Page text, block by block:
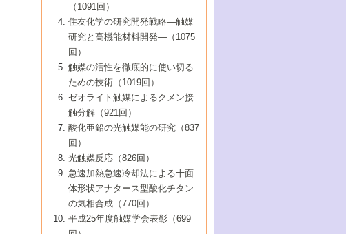
8号 若手研究者による触媒研究の未来展望
2：大学・研究所編
8号 イオン液体の応用
8号 多機能型リアクター
8号 超臨界流体を用いた化学プロセスの新
6号 第94回触媒討論会
7号 サブナノレベルでみた新しい表面現象
8号 オレフィン重合触媒の新たな展
5号 基礎化学品製造の触媒技術
6号 第92回触媒討論会
7号 基礎化学品製造の触媒技術
8号 資源の循環と触媒技術
4号 ナノ材料の調製と機能化
5号 こんな触媒が欲しい
6号 第90回触媒討論会
7号 触媒研究と学術雑誌/情報
8号 若い世代からみた触媒化学の現状と未
3号 生体触媒とバイオプロセス
4号 水素製造・利用の触媒化学
5号 触媒研究における新しい切り口：コン
ビナトリアルケミストリー
6号 第88回触媒討論会特集号
7号 企業における触媒研究のブレークスル
8号 この材料を触媒として使ってみません
2号 第85回触媒討論会
3号 反応ダイナミクス
5号 触媒のおもしろさをどのように伝える
6号 第86回触媒討論会
7号 水素化精製触媒の新しい展開
8号 新しい反応性と機能性を目指した金属
クラスタ-化学
1号 孔、穴、あな?-特異な空間とその利用-
2号 第83回触媒討論会
3号 均一系触媒反応最前線
4号 実用炭素材料の新展開
5号 研究の方法論を考える
7号 機能性金属材料と触媒
8号 触媒研究へのNMRの応用と展望
▼40巻（1998年）
進展と21世紀への提言/創立40周年記念・触
媒学会この10年の歩みとこれから/創立40周
2号 第81回触媒討論会
3号 計算機触媒化学へのさそい
4号 触媒劣化の制御と予測
5号 最新の実用プロセスと触媒
6号 第82回触媒討論会
7号 ナノ構造体の化学
8号 あの反応は今
1号 均一系と不均一系触媒反応-その特徴と
接点
2号 第79回触媒討論会
3号 最新NO除去触媒の実用化研究
4号 新しい反応場を目指した触媒調製
5号 反応・分離技術の新しい展開
6号 第80回触媒討論会
8号 AFMでみる世界
▼38巻（1996年）
1号 触媒の構造と触媒作用/C1化学を中心と
する21世紀への触媒
3号 オリンピックメダル:金・銀・銅はどん
な触媒作用を示すか
4号 触媒作用における機能の複合化
5号 未来を拓け！若手研究者
6号 第78回触媒討論会
7号 ダイナミックな領域への触媒研究の展
開/C1化学を中心とする21世紀への触媒
▼37巻（1995年）
1号 ファインケミカルズと固体触媒
2号 第75回触媒討論会
3号 希土類を利用した触媒
4号 触媒とリサイクル
5号 エネルギー変換触媒
6号 第76回触媒討論会
7号 表面吸着相の新しい展開
8号 マイクロポーラス・クリスタル触媒の
▼36巻（1994年）
1号 電気化学と触媒
2号 第73回触媒討論会
3号 C4化学の展開
4号 《通常号》
5号 《通常号》
6号 第74回触媒討論会
▼35巻（1993年）
1号 工業触媒開発マニュアル―探索から工
業化まで
2号 第71回触媒討論会
3号 研究開発のうらおもて―着想と展開
4号 触媒劣化と寿命の予測
5号 環境に優しい触媒
▼34巻（1992年）
1号 インパクトを与えたこの研究
2号 第69回触媒討論会
3号 ケミカルズ合成触媒―新しい展開と応
▼33巻（1991年）
1号 触媒プロセス開発マニュアル―探索か
ら工業化まで，知っておきたいこと PartII
2号 第67回触媒討論会
▼32巻（1990年）
1号 21世紀に向けて触媒研究の飛躍をめざ
す―触媒化学の裾野を広げよう
2号 第65回触媒討論会
▼31巻（1989年）
1号 情報科学と反応設計・材料設計
▼30巻（1988年）
（1091回）
住友化学の研究開発戦略―触媒
研究と高機能材料開発―（1075
回）
触媒の活性を徹底的に使い切る
ための技術（1019回）
ゼオライト触媒によるクメン接
触分解（921回）
酸化亜鉛の光触媒能の研究（837
回）
光触媒反応（826回）
急速加熱急速冷却法による十面
体形状アナタース型酸化チタン
の気相合成（770回）
平成25年度触媒学会表彰（699